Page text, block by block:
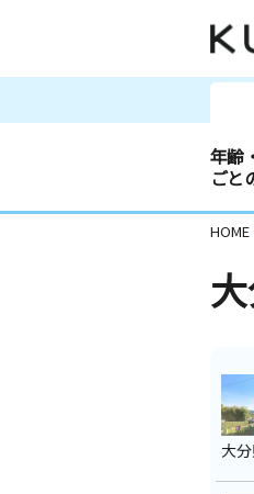
年齢
ごと
HOME
大